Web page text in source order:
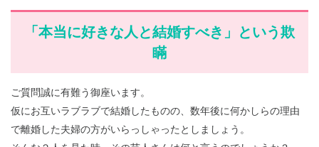
「本当に好きな人と結婚すべき」という欺
瞞
ご質問誠に有難う御座います。
仮にお互いラブラブで結婚したものの、数年後に何かしらの理由
で離婚した夫婦の方がいらっしゃったとしましょう。